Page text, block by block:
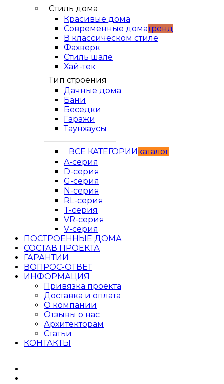
Стиль дома
Красивые дома
Современные доматренд
В классическом стиле
Фахверк
Стиль шале
Хай-тек
Тип строения
Дачные дома
Бани
Беседки
Гаражи
Таунхаусы
ВСЕ КАТЕГОРИИкaтaлог
A-серия
D-серия
G-серия
N-серия
RL-серия
T-серия
VR-серия
V-серия
ПОСТРОЕННЫЕ ДОМА
СОСТАВ ПРОЕКТА
ГАРАНТИИ
ВОПРОС-ОТВЕТ
ИНФОРМАЦИЯ
Привязка проекта
Доставка и оплата
О компании
Отзывы о нас
Архитекторам
Статьи
КОНТАКТЫ